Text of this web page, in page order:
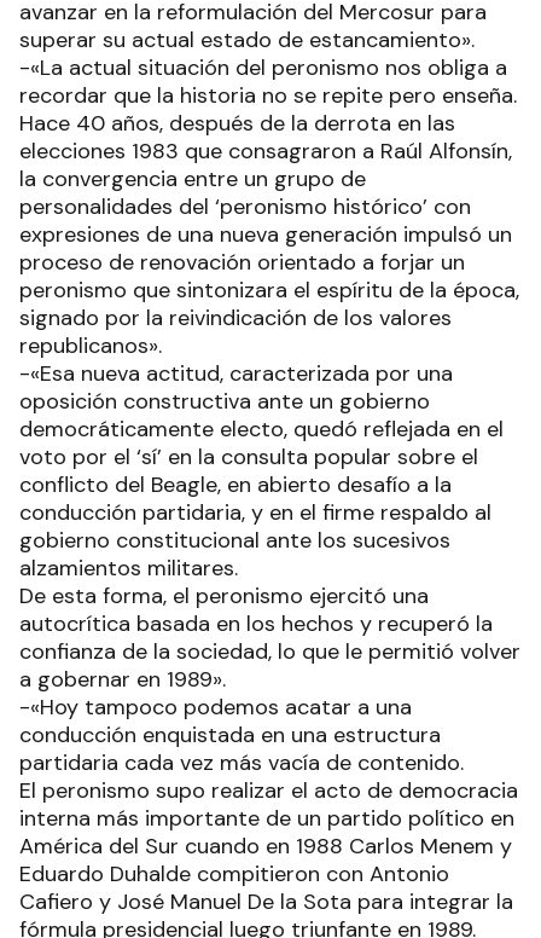
avanzar en la reformulación del Mercosur para
superar su actual estado de estancamiento».
-«La actual situación del peronismo nos obliga a
recordar que la historia no se repite pero enseña.
Hace 40 años, después de la derrota en las
elecciones 1983 que consagraron a Raúl Alfonsín,
la convergencia entre un grupo de
personalidades del ‘peronismo histórico’ con
expresiones de una nueva generación impulsó un
proceso de renovación orientado a forjar un
peronismo que sintonizara el espíritu de la época,
signado por la reivindicación de los valores
republicanos».
-«Esa nueva actitud, caracterizada por una
oposición constructiva ante un gobierno
democráticamente electo, quedó reflejada en el
voto por el ‘sí’ en la consulta popular sobre el
conflicto del Beagle, en abierto desafío a la
conducción partidaria, y en el firme respaldo al
gobierno constitucional ante los sucesivos
alzamientos militares.
De esta forma, el peronismo ejercitó una
autocrítica basada en los hechos y recuperó la
confianza de la sociedad, lo que le permitió volver
a gobernar en 1989».
-«Hoy tampoco podemos acatar a una
conducción enquistada en una estructura
partidaria cada vez más vacía de contenido.
El peronismo supo realizar el acto de democracia
interna más importante de un partido político en
América del Sur cuando en 1988 Carlos Menem y
Eduardo Duhalde compitieron con Antonio
Cafiero y José Manuel De la Sota para integrar la
fórmula presidencial luego triunfante en 1989.